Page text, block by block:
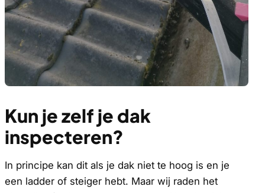
Kun je zelf je dak
inspecteren?
In principe kan dit als je dak niet te hoog is en je
een ladder of steiger hebt. Maar wij raden het